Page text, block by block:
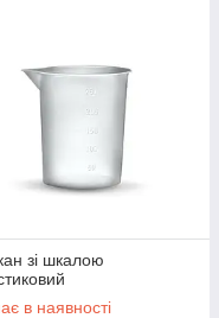
зі шкалою
в наявності